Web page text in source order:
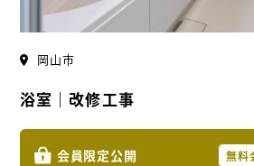
岡山市
浴室｜改修工事
会員限定公開 無料